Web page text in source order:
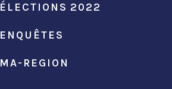
ÉLECTIONS 2022
ENQUÊTES
MA-REGION